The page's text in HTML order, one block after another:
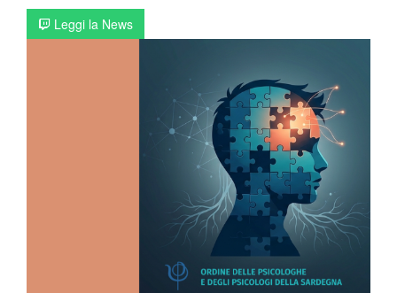
Leggi la News